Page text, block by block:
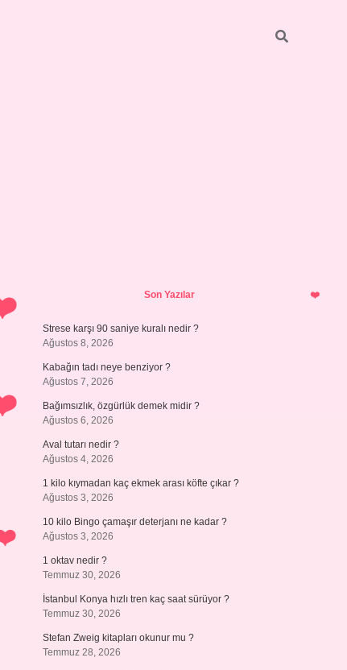
SidebarSon Yazılar
Strese karşı 90 saniye kuralı nedir ?
Ağustos 8, 2026
Kabağın tadı neye benziyor ?
Ağustos 7, 2026
Bağımsızlık, özgürlük demek midir ?
Ağustos 6, 2026
Aval tutarı nedir ?
Ağustos 4, 2026
1 kilo kıymadan kaç ekmek arası köfte çıkar ?
Ağustos 3, 2026
10 kilo Bingo çamaşır deterjanı ne kadar ?
Ağustos 3, 2026
1 oktav nedir ?
Temmuz 30, 2026
İstanbul Konya hızlı tren kaç saat sürüyor ?
Temmuz 30, 2026
Stefan Zweig kitapları okunur mu ?
Temmuz 28, 2026